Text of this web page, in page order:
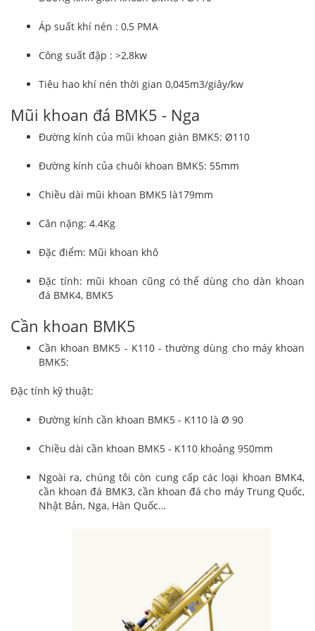
Áp suất khí nén : 0,5 PMA
Công suất đập : >2,8kw
Tiêu hao khí nén thời gian 0,045m3/giây/kw
Mũi khoan đá BMK5 - Nga
Đường kính của mũi khoan giàn BMK5: Ø110
Đường kính của chuôi khoan BMK5: 55mm
Chiều dài mũi khoan BMK5 là179mm
Cân nặng: 4.4Kg
Đặc điểm: Mũi khoan khô
Đặc tính: mũi khoan cũng có thể dùng cho dàn khoan
đá BMK4, BMK5
Cần khoan BMK5
Cần khoan BMK5 - K110 - thường dùng cho máy khoan
BMK5:
Đặc tính kỹ thuật:
Đường kính cần khoan BMK5 - K110 là Ø 90
Chiều dài cần khoan BMK5 - K110 khoảng 950mm
Ngoài ra, chúng tôi còn cung cấp các loại khoan BMK4,
cần khoan đá BMK3, cần khoan đá cho máy Trung Quốc,
Nhật Bản, Nga, Hàn Quốc…